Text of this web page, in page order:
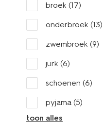
broek (17)
onderbroek (13)
zwembroek (9)
jurk (6)
schoenen (6)
pyjama (5)
toon alles